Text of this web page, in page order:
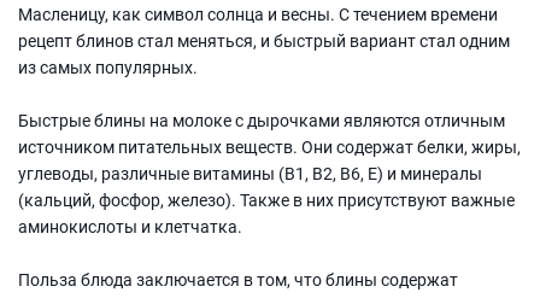
Масленицу, как символ солнца и весны. С течением времени
рецепт блинов стал меняться, и быстрый вариант стал одним
из самых популярных.
Быстрые блины на молоке с дырочками являются отличным
источником питательных веществ. Они содержат белки, жиры,
углеводы, различные витамины (B1, B2, В6, Е) и минералы
(кальций, фосфор, железо). Также в них присутствуют важные
аминокислоты и клетчатка.
Польза блюда заключается в том, что блины содержат